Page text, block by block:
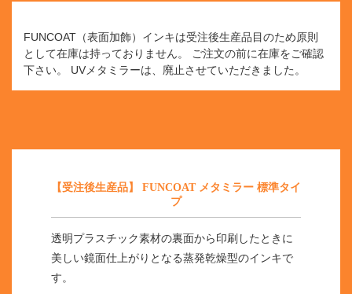
FUNCOAT（表面加飾）インキは受注後生産品目のため原則
として在庫は持っておりません。
ご注文の前に在庫をご確認
下さい。
UVメタミラーは、廃止させていただきました。
【受注後生産品】 FUNCOAT メタミラー 標準タイ
プ
透明プラスチック素材の裏面から印刷したときに
美しい鏡面仕上がりとなる蒸発乾燥型のインキで
す。